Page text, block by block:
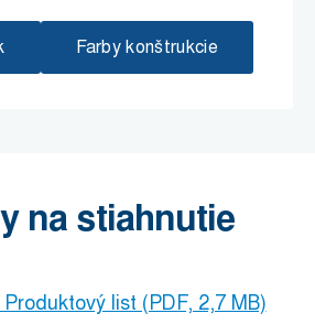
Farby konštrukcie
na stiahnutie
list (PDF, 2,7 MB)